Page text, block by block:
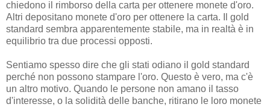
chiedono il rimborso della carta per ottenere monete d'oro.
Altri depositano monete d'oro per ottenere la carta. Il gold
standard sembra apparentemente stabile, ma in realtà è in
equilibrio tra due processi opposti.
Sentiamo spesso dire che gli stati odiano il gold standard
perché non possono stampare l'oro. Questo è vero, ma c'è
un altro motivo. Quando le persone non amano il tasso
d'interesse, o la solidità delle banche, ritirano le loro monete